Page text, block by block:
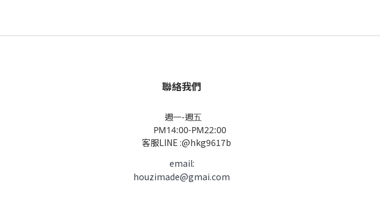
聯絡我們
週一-週五
PM14:00-PM22:00
客服LINE :@hkg9617b
email:
houzimade@gmai.com